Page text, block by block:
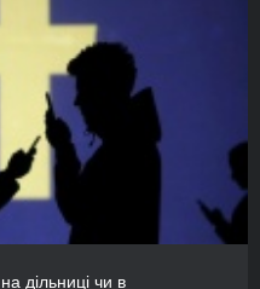
дільниці чи в